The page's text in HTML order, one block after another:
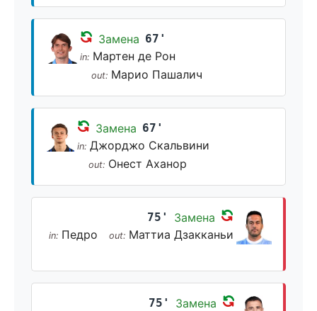
Замена 67'
in: Мартен де Рон
out: Марио Пашалич
Замена 67'
in: Джорджо Скальвини
out: Онест Аханор
75' Замена
in: Педро out: Маттиа Дзакканьи
75' Замена